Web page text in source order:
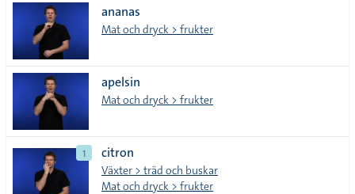
ananas
Mat och dryck > frukter
apelsin
Mat och dryck > frukter
1 citron
Växter > träd och buskar
Mat och dryck > frukter